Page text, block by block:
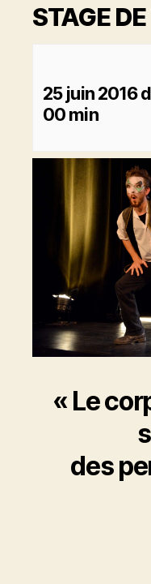
STAGE
25 juin 2016
00 min
« Le
des